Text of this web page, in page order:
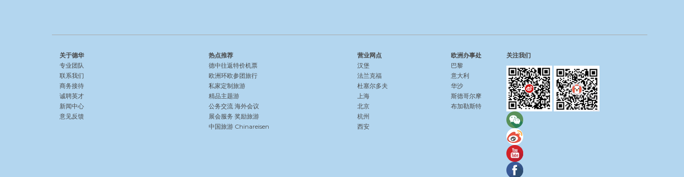
关于德华
专业团队
联系我们
商务接待
诚聘英才
新闻中心
意见反馈
热点推荐
德中往返特价机票
欧洲环欧参团旅行
私家定制旅游
精品主题游
公务交流 海外会议
展会服务 奖励旅游
中国旅游 Chinareisen
营业网点
汉堡
法兰克福
杜塞尔多夫
上海
北京
杭州
西安
欧洲办事处
巴黎
意大利
华沙
斯德哥尔摩
布加勒斯特
关注我们